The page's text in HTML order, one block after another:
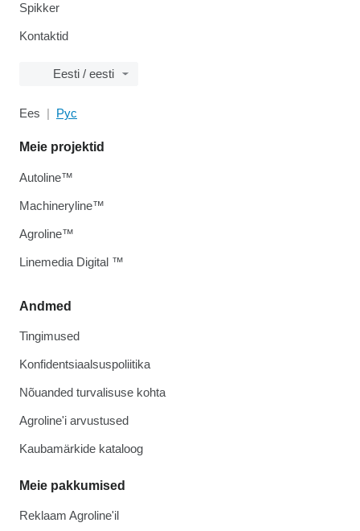
Spikker
Kontaktid
Eesti / eesti
Ees Рус
Andmed
Tingimused
Konfidentsiaalsuspoliitika
Nõuanded turvalisuse kohta
Agroline'i arvustused
Kaubamärkide kataloog
Meie pakkumised
Reklaam Agroline'il
Meie projektid
Autoline™
Machineryline™
Agroline™
Linemedia Digital ™